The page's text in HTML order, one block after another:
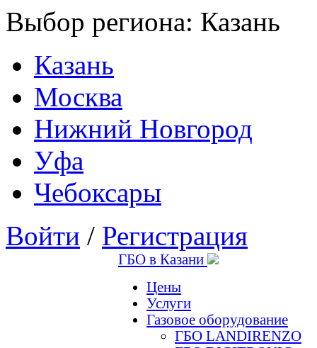
Выбор региона: Казань
Казань
Москва
Нижний Новгород
Уфа
Чебоксары
Войти / Регистрация
ГБО в Казани
Цены
Услуги
Газовое оборудование
ГБО LANDIRENZO